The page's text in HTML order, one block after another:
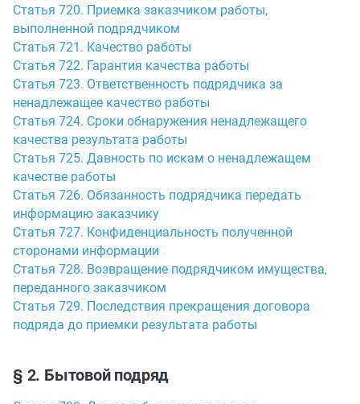
Статья 720. Приемка заказчиком работы,
выполненной подрядчиком
Статья 721. Качество работы
Статья 722. Гарантия качества работы
Статья 723. Ответственность подрядчика за
ненадлежащее качество работы
Статья 724. Сроки обнаружения ненадлежащего
качества результата работы
Статья 725. Давность по искам о ненадлежащем
качестве работы
Статья 726. Обязанность подрядчика передать
информацию заказчику
Статья 727. Конфиденциальность полученной
сторонами информации
Статья 728. Возвращение подрядчиком имущества,
переданного заказчиком
Статья 729. Последствия прекращения договора
подряда до приемки результата работы
§ 2. Бытовой подряд